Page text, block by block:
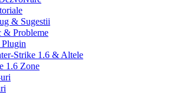
& Sugestii
Probleme
Strike 1.6 & Altele
1.6 Zone